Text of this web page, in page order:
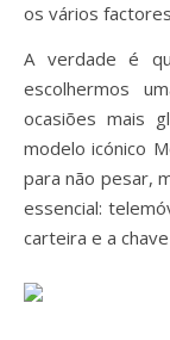
os vários
A verdade é
escolhermos
ocasiões mais
modelo icónico
para não pesar,
essencial:
carteira e a